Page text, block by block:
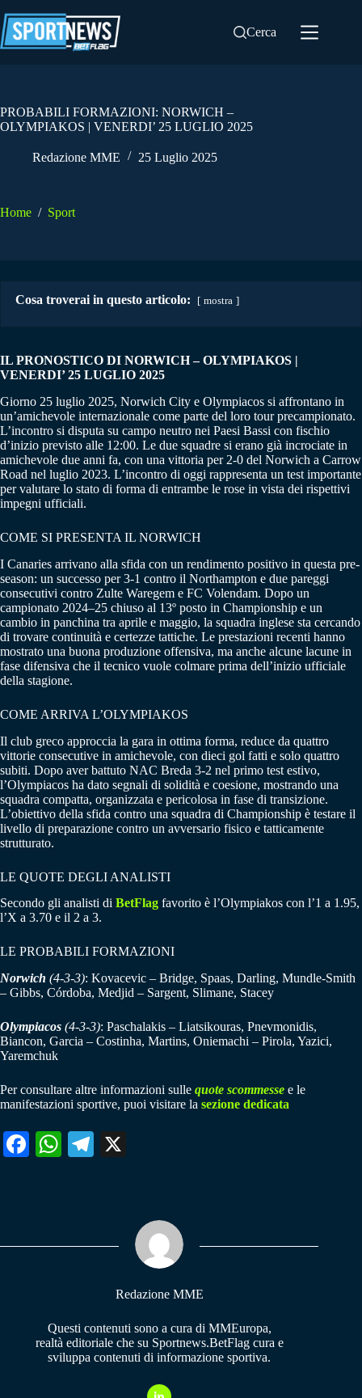
al
contenuto
Cerca
PROBABILI FORMAZIONI: NORWICH –
OLYMPIAKOS | VENERDI’ 25 LUGLIO 2025
Redazione MME 25 Luglio 2025
Home / Sport
Cosa troverai in questo articolo: mostra
IL PRONOSTICO DI NORWICH – OLYMPIAKOS |
VENERDI’ 25 LUGLIO 2025
Giorno 25 luglio 2025, Norwich City e Olympiacos si affrontano in
un’amichevole internazionale come parte del loro tour precampionato.
L’incontro si disputa su campo neutro nei Paesi Bassi con fischio
d’inizio previsto alle 12:00. Le due squadre si erano già incrociate in
amichevole due anni fa, con una vittoria per 2‑0 del Norwich a Carrow
Road nel luglio 2023. L’incontro di oggi rappresenta un test importante
per valutare lo stato di forma di entrambe le rose in vista dei rispettivi
impegni ufficiali.
COME SI PRESENTA IL NORWICH
I Canaries arrivano alla sfida con un rendimento positivo in questa pre-
season: un successo per 3‑1 contro il Northampton e due pareggi
consecutivi contro Zulte Waregem e FC Volendam. Dopo un
campionato 2024–25 chiuso al 13º posto in Championship e un
cambio in panchina tra aprile e maggio, la squadra inglese sta cercando
di trovare continuità e certezze tattiche. Le prestazioni recenti hanno
mostrato una buona produzione offensiva, ma anche alcune lacune in
fase difensiva che il tecnico vuole colmare prima dell’inizio ufficiale
della stagione.
COME ARRIVA L’OLYMPIAKOS
Il club greco approccia la gara in ottima forma, reduce da quattro
vittorie consecutive in amichevole, con dieci gol fatti e solo quattro
subiti. Dopo aver battuto NAC Breda 3‑2 nel primo test estivo,
l’Olympiacos ha dato segnali di solidità e coesione, mostrando una
squadra compatta, organizzata e pericolosa in fase di transizione.
L’obiettivo della sfida contro una squadra di Championship è testare il
livello di preparazione contro un avversario fisico e tatticamente
strutturato.
LE QUOTE DEGLI ANALISTI
Secondo gli analisti di BetFlag favorito è l’Olympiakos con l’1 a 1.95,
l’X a 3.70 e il 2 a 3.
LE PROBABILI FORMAZIONI
Norwich (4‑3‑3): Kovacevic – Bridge, Spaas, Darling, Mundle‑Smith
– Gibbs, Córdoba, Medjid – Sargent, Slimane, Stacey
Olympiacos (4‑3‑3): Paschalakis – Liatsikouras, Pnevmonidis,
Biancon, Garcia – Costinha, Martins, Oniemachi – Pirola, Yazici,
Yaremchuk
Per consultare altre informazioni sulle quote scommesse e le
manifestazioni sportive, puoi visitare la sezione dedicata
Fa W
pp
Te
m
Redazione MME
Questi contenuti sono a cura di MMEuropa,
realtà editoriale che su Sportnews.BetFlag cura e
sviluppa contenuti di informazione sportiva.